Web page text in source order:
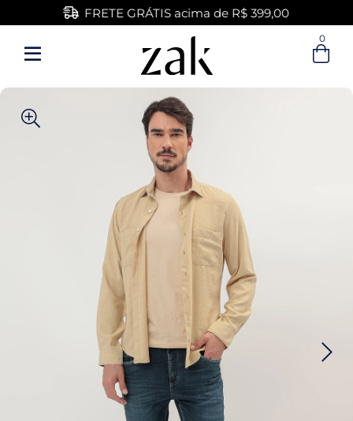
Entre com email ou cpf/cnpj
Criar nova conta
FRETE GRÁTIS acima de R$ 399,00
0